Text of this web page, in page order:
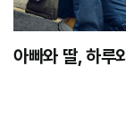
아빠와 딸, 하